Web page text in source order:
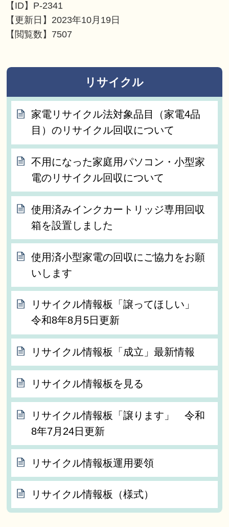
【ID】 P-2341
【更新日】 2023年10月19日
【閲覧数】 7507
リサイクル
家電リサイクル法対象品目（家電4品
目）のリサイクル回収について
不用になった家庭用パソコン・小型家
電のリサイクル回収について
使用済みインクカートリッジ専用回収
箱を設置しました
使用済小型家電の回収にご協力をお願
いします
リサイクル情報板「譲ってほしい」
令和8年8月5日更新
リサイクル情報板「成立」最新情報
リサイクル情報板を見る
リサイクル情報板「譲ります」 令和
8年7月24日更新
リサイクル情報板運用要領
リサイクル情報板（様式）